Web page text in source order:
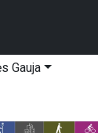
Gauja